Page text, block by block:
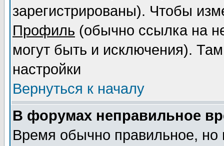
зарегистрированы). Чтобы
Профиль (обычно ссылка на
могут быть и исключения).
настройки
Вернуться к началу
В форумах неправильное
Время обычно правильное,